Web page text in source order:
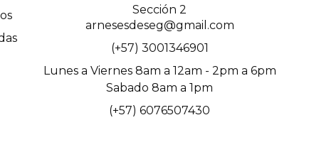
Sección 2
arnesesdeseg@gmail.com
(+57) 3001346901
Lunes a Viernes 8am a 12am - 2pm a 6pm
Sabado 8am a 1pm
(+57) 6076507430